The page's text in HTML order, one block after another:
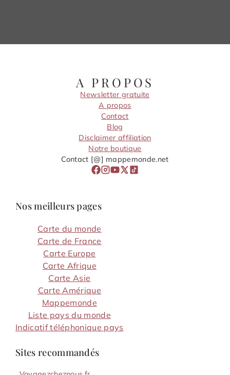
A PROPOS
Newsletter gratuite
A propos
Contact
Blog
Disclaimer affiliation
Notre boutique
Contact [@] mappemonde.net
Nos meilleurs pages
Carte du monde
Carte de France
Carte Europe
Carte Afrique
Carte Asie
Carte Amérique
Mappemonde
Liste pays du monde
Indicatif téléphonique pays
Sites recommandés